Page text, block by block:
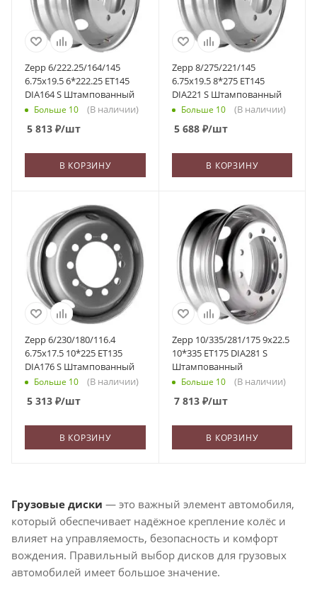
Zepp 6/222.25/164/145
6.75x19.5 6*222.25 ET145
DIA164 S Штампованный
Больше 10 (В наличии)
5 813 ₽/шт
В КОРЗИНУ
Zepp 8/275/221/145
6.75x19.5 8*275 ET145
DIA221 S Штампованный
Больше 10 (В наличии)
5 688₽/шт
В КОРЗИНУ
Zepp 6/230/180/116.4
6.75x17.5 10*225 ET135
DIA176 S Штампованный
Больше 10 (В наличии)
5 313 ₽/шт
В КОРЗИНУ
Zepp 10/335/281/175 9x22.5
10*335 ET175 DIA281 S
Штампованный
Больше 10 (В наличии)
7 813₽/шт
В КОРЗИНУ
Грузовые диски — это важный элемент автомобиля,
который обеспечивает надёжное крепление колёс и
влияет на управляемость, безопасность и комфорт
вождения. Правильный выбор дисков для грузовых
автомобилей имеет большое значение.